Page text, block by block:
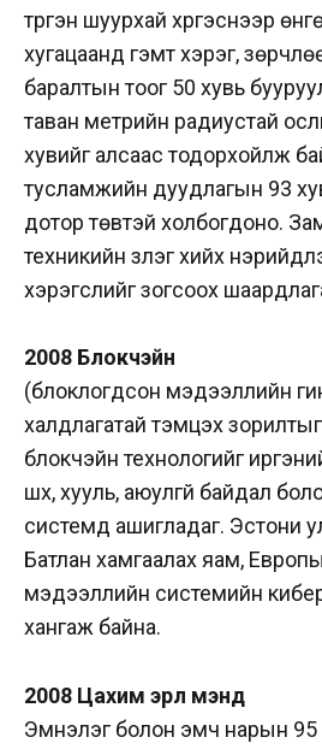
түргэн шуурхай хүргэснээр
хугацаанд гэмт хэрэг,
баралтын тоог 50 хувь
таван метрийн радиустай
хувийг алсаас тодорхойлж
тусламжийн дуудлагын 93
дотор төвтэй холбогдоно.
техникийн үзлэг хийх
хэрэгслийг зогсоох
2008 Блокчэйн
(блоклогдсон мэдээллийн
халдлагатай тэмцэх зорилтыг
блокчэйн технологийг иргэний
шүүх, хууль, аюулгүй байдал
системд ашигладаг. Эстони
Батлан хамгаалах яам,
мэдээллийн системийн
хангаж байна.
2008 Цахим эрүүл мэнд
Эмнэлэг болон эмч нарын 95